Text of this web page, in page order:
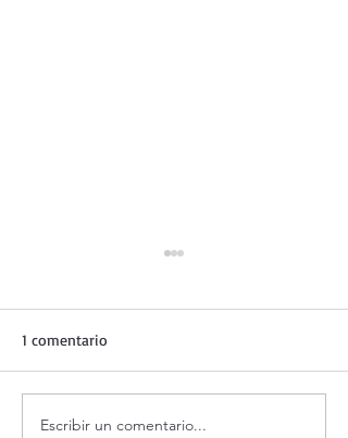
Evangelio de hoy Sábado 8
1 comentario
Escribir un comentario...